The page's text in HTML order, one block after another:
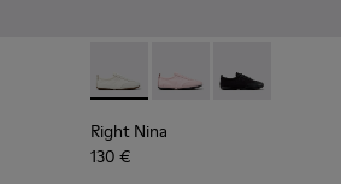
Sandales en cuir noir Pour femme.
003 Right Nina - K201967-002 -
Right Nina -Right Nina -
Right Nina
130 €